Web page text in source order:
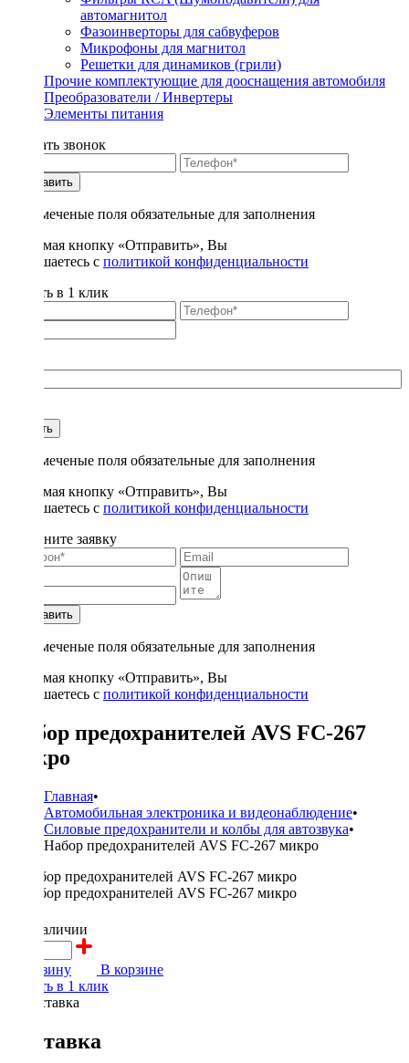
автомагнитол
Фазоинверторы для сабвуферов
Микрофоны для магнитол
Решетки для динамиков (грили)
Прочие комплектующие для дооснащения автомобиля
Преобразователи / Инвертеры
Элементы питания
Заказать звонок
Отправить
* - отмеченые поля обязательные для заполнения
Нажимая кнопку «Отправить», Вы
соглашаетесь с политикой конфиденциальности
Купить в 1 клик
Купить
* - отмеченые поля обязательные для заполнения
Нажимая кнопку «Отправить», Вы
соглашаетесь с политикой конфиденциальности
Заполните заявку
Отправить
* - отмеченые поля обязательные для заполнения
Нажимая кнопку «Отправить», Вы
соглашаетесь с политикой конфиденциальности
Набор предохранителей AVS FC-267
микро
Главная•
Автомобильная электроника и видеонаблюдение•
Силовые предохранители и колбы для автозвука•
Набор предохранителей AVS FC-267 микро
в наличии
В корзину
В корзине
Купить в 1 клик
Доставка